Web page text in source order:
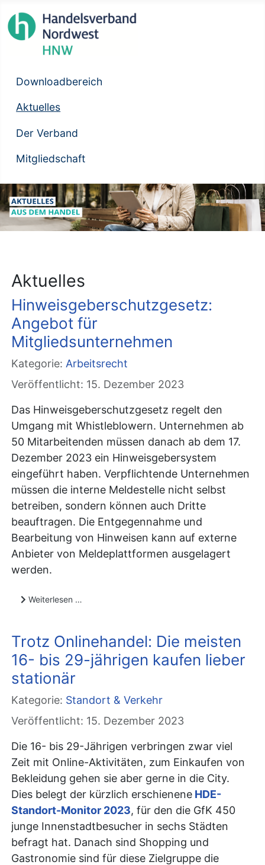
Downloadbereich
Aktuelles
Der Verband
Mitgliedschaft
Aktuelles
Hinweisgeberschutzgesetz:
Angebot für
Mitgliedsunternehmen
Kategorie: Arbeitsrecht
Veröffentlicht: 15. Dezember 2023
Das Hinweisgeberschutzgesetz regelt den
Umgang mit Whistleblowern. Unternehmen ab
50 Mitarbeitenden müssen danach ab dem 17.
Dezember 2023 ein Hinweisgebersystem
eingeführt haben. Verpflichtende Unternehmen
müssen die interne Meldestelle nicht selbst
betreiben, sondern können auch Dritte
beauftragen. Die Entgegennahme und
Bearbeitung von Hinweisen kann auf externe
Anbieter von Meldeplattformen ausgelagert
werden.
Weiterlesen …
Trotz Onlinehandel: Die meisten
16- bis 29-jährigen kaufen lieber
stationär
Kategorie: Standort & Verkehr
Veröffentlicht: 15. Dezember 2023
Die 16- bis 29-Jährigen verbringen zwar viel
Zeit mit Online-Aktivitäten, zum Einkaufen von
Bekleidung gehen sie aber gerne in die City.
Dies belegt der kürzlich erschienene HDE-
Standort-Monitor 2023, für den die GfK 450
junge Innenstadtbesucher in sechs Städten
befragt hat. Danach sind Shopping und
Gastronomie sind für diese Zielgruppe die